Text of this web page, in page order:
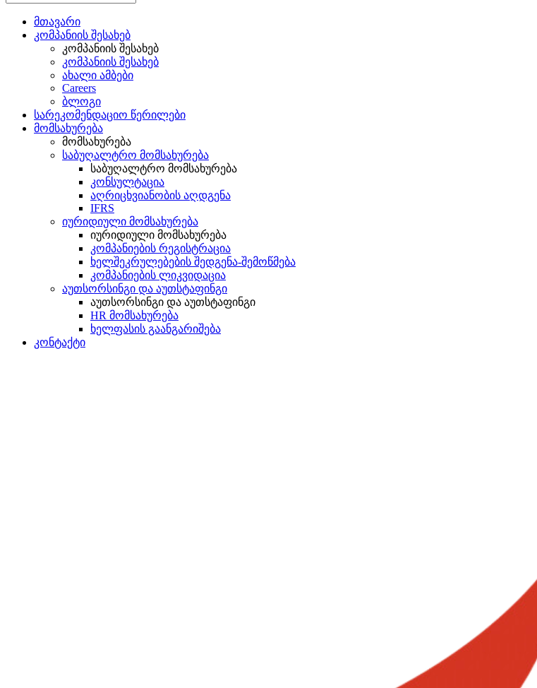
მთავარი
კომპანიის შესახებ
კომპანიის შესახებ
კომპანიის შესახებ
ახალი ამბები
Careers
ბლოგი
სარეკომენდაციო წერილები
მომსახურება
მომსახურება
საბუღალტრო მომსახურება
საბუღალტრო მომსახურება
კონსულტაცია
აღრიცხვიანობის აღდგენა
IFRS
იურიდიული მომსახურება
იურიდიული მომსახურება
კომპანიების რეგისტრაცია
ხელშეკრულებების შედგენა-შემოწმება
კომპანიების ლიკვიდაცია
აუთსორსინგი და აუთსტაფინგი
აუთსორსინგი და აუთსტაფინგი
HR მომსახურება
ხელფასის გაანგარიშება
კონტაქტი